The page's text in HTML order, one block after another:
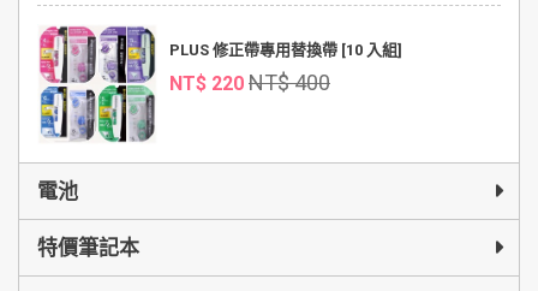
PLUS 修正帶專用替換帶 [10 入組]
NT$ 220 NT$ 400
電池
特價筆記本